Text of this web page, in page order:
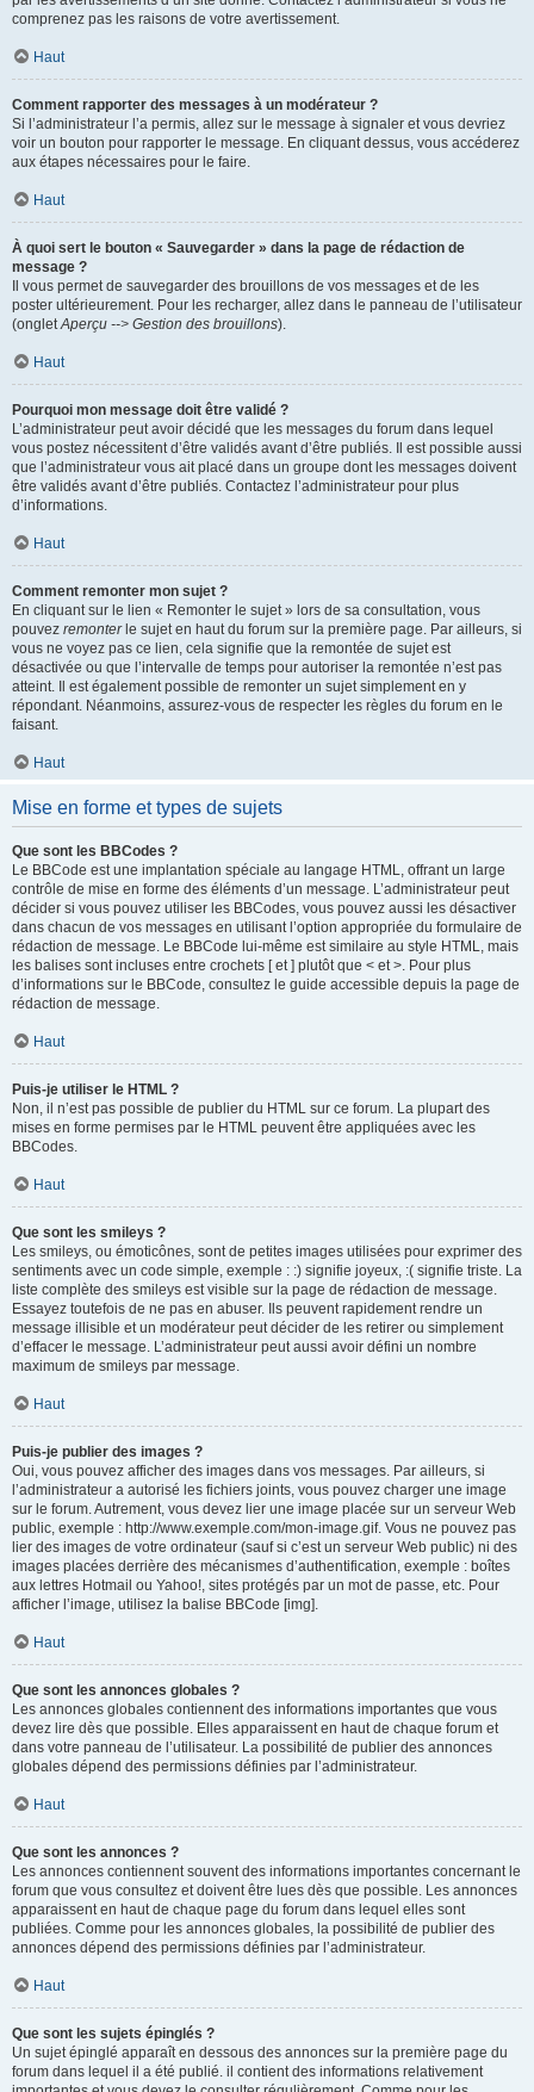
comprenez pas les raisons de votre avertissement.
Haut
Comment rapporter des messages à un modérateur ?
Si l’administrateur l’a permis, allez sur le message à signaler et vous devriez
voir un bouton pour rapporter le message. En cliquant dessus, vous accéderez
aux étapes nécessaires pour le faire.
Haut
À quoi sert le bouton « Sauvegarder » dans la page de rédaction de
message ?
Il vous permet de sauvegarder des brouillons de vos messages et de les
poster ultérieurement. Pour les recharger, allez dans le panneau de l’utilisateur
(ongletAperçu --> Gestion des brouillons).
Haut
Pourquoi mon message doit être validé ?
L’administrateur peut avoir décidé que les messages du forum dans lequel
vous postez nécessitent d’être validés avant d’être publiés. Il est possible aussi
que l’administrateur vous ait placé dans un groupe dont les messages doivent
être validés avant d’être publiés. Contactez l’administrateur pour plus
d’informations.
Haut
Comment remonter mon sujet ?
En cliquant sur le lien « Remonter le sujet » lors de sa consultation, vous
pouvez remonterle sujet en haut du forum sur la première page. Par ailleurs, si
vous ne voyez pas ce lien, cela signifie que la remontée de sujet est
désactivée ou que l’intervalle de temps pour autoriser la remontée n’est pas
atteint. Il est également possible de remonter un sujet simplement en y
répondant. Néanmoins, assurez-vous de respecter les règles du forum en le
faisant.
Haut
Mise en forme et types de sujets
Que sont les BBCodes ?
Le BBCode est une implantation spéciale au langage HTML, offrant un large
contrôle de mise en forme des éléments d’un message. L’administrateur peut
décider si vous pouvez utiliser les BBCodes, vous pouvez aussi les désactiver
dans chacun de vos messages en utilisant l’option appropriée du formulaire de
rédaction de message. Le BBCode lui-même est similaire au style HTML, mais
les balises sont incluses entre crochets [ et ] plutôt que < et >. Pour plus
d’informations sur le BBCode, consultez le guide accessible depuis la page de
rédaction de message.
Haut
Puis-je utiliser le HTML ?
Non, il n’est pas possible de publier du HTML sur ce forum. La plupart des
mises en forme permises par le HTML peuvent être appliquées avec les
BBCodes.
Haut
Que sont les smileys ?
Les smileys, ou émoticônes, sont de petites images utilisées pour exprimer des
sentiments avec un code simple, exemple : :) signifie joyeux, :( signifie triste. La
liste complète des smileys est visible sur la page de rédaction de message.
Essayez toutefois de ne pas en abuser. Ils peuvent rapidement rendre un
message illisible et un modérateur peut décider de les retirer ou simplement
d’effacer le message. L’administrateur peut aussi avoir défini un nombre
maximum de smileys par message.
Haut
Puis-je publier des images ?
Oui, vous pouvez afficher des images dans vos messages. Par ailleurs, si
l’administrateur a autorisé les fichiers joints, vous pouvez charger une image
sur le forum. Autrement, vous devez lier une image placée sur un serveur Web
public, exemple : http://www.exemple.com/mon-image.gif. Vous ne pouvez pas
lier des images de votre ordinateur (sauf si c’est un serveur Web public) ni des
images placées derrière des mécanismes d’authentification, exemple : boîtes
aux lettres Hotmail ou Yahoo!, sites protégés par un mot de passe, etc. Pour
afficher l’image, utilisez la balise BBCode [img].
Haut
Que sont les annonces globales ?
Les annonces globales contiennent des informations importantes que vous
devez lire dès que possible. Elles apparaissent en haut de chaque forum et
dans votre panneau de l’utilisateur. La possibilité de publier des annonces
globales dépend des permissions définies par l’administrateur.
Haut
Que sont les annonces ?
Les annonces contiennent souvent des informations importantes concernant le
forum que vous consultez et doivent être lues dès que possible. Les annonces
apparaissent en haut de chaque page du forum dans lequel elles sont
publiées. Comme pour les annonces globales, la possibilité de publier des
annonces dépend des permissions définies par l’administrateur.
Haut
Que sont les sujets épinglés ?
Un sujet épinglé apparaît en dessous des annonces sur la première page du
forum dans lequel il a été publié. il contient des informations relativement